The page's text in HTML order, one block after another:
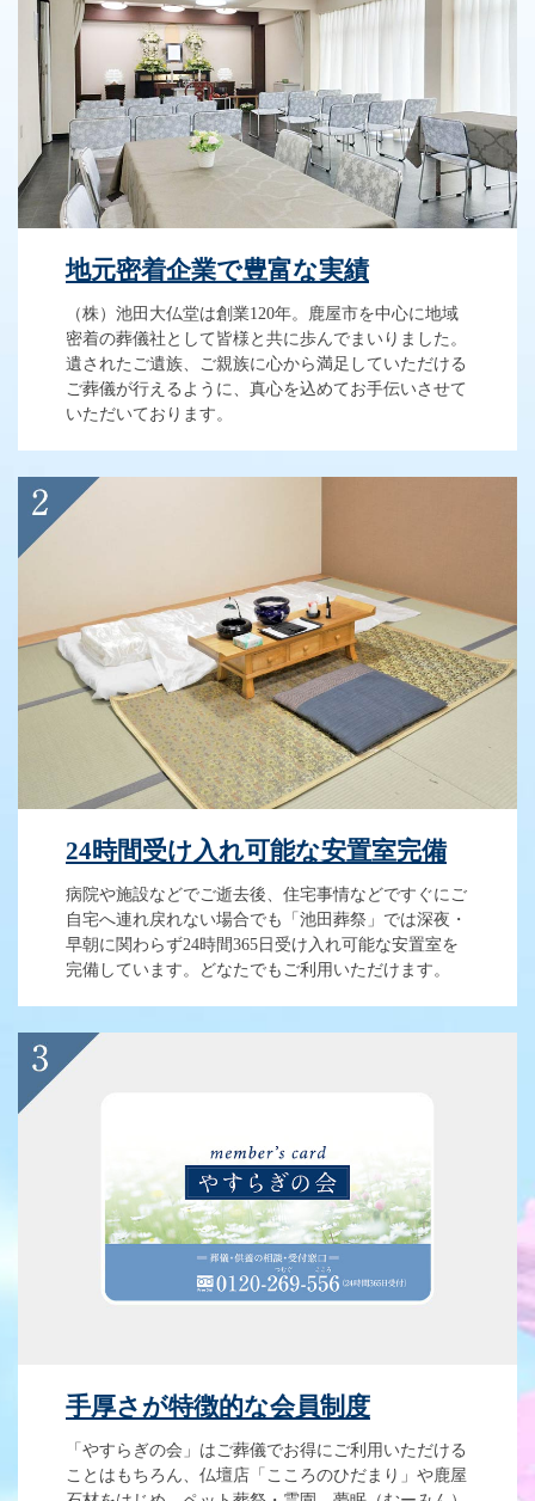
地元密着企業で豊富な実績
（株）池田大仏堂は創業120年。鹿屋市を中心に地域
密着の葬儀社として皆様と共に歩んでまいりました。
遺されたご遺族、ご親族に心から満足していただける
ご葬儀が行えるように、真心を込めてお手伝いさせて
いただいております。
24時間受け入れ可能な安置室完備
病院や施設などでご逝去後、住宅事情などですぐにご
自宅へ連れ戻れない場合でも「池田葬祭」では深夜・
早朝に関わらず24時間365日受け入れ可能な安置室を
完備しています。どなたでもご利用いただけます。
手厚さが特徴的な会員制度
「やすらぎの会」はご葬儀でお得にご利用いただける
ことはもちろん、仏壇店「こころのひだまり」や鹿屋